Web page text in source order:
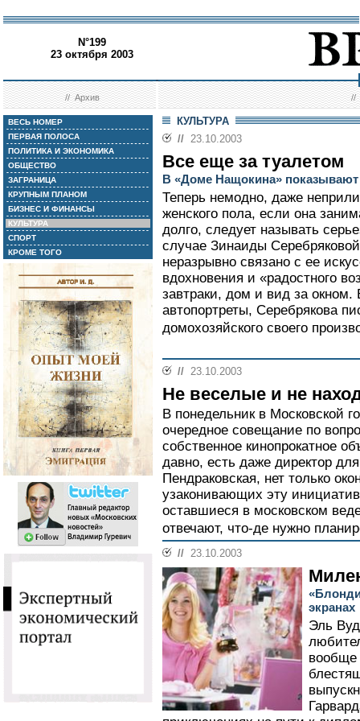
N°199
23 октября 2003
//Архив //
ВЕСЬ НОМЕР
ПЕРВАЯ ПОЛОСА
ПОЛИТИКА И ЭКОНОМИКА
ОБЩЕСТВО
ЗАГРАНИЦА
КРУПНЫМ ПЛАНОМ
БИЗНЕС И ФИНАНСЫ
КУЛЬТУРА
СПОРТ
КРОМЕ ТОГО
КУЛЬТУРА
// 23.10.2003
Все еще за туалетом
В «Доме Нащокина»
Теперь немодно, даже
женского пола, если она
долго, следует называть
случае Зинаиды
неразрывно связано с ее
вдохновения и «радостного
завтраки, дом и вид за окном.
автопортреты, Серебрякова
домохозяйского своего
// 23.10.2003
Не веселые и не
В понедельник в Московской
очередное совещание по
собственное кинопрокатное
давно, есть даже директор
Пендраковская, нет только
узаконивающих эту
оставшиеся в московском
отвечают, что-де нужно
// 23.10.2003
экранах
Эль
вообще